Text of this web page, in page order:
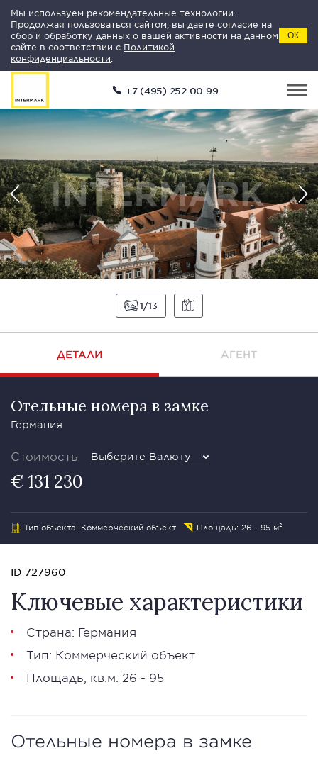
Мы используем рекомендательные технологии.
Продолжая пользоваться сайтом, вы даете согласие на
сбор и обработку данных о вашей активности на данном
сайте в соответствии с Политикой
конфиденциальности
ОК
+7 (495) 252 00 99
1 13
ДЕТАЛИ АГЕНТ
Отельные номера в замке
Германия
Стоимость Выберите Валюту
€ 131 230
Тип объекта: Коммерческий объект Площадь: 26 - 95 м²
ID 727960
Ключевые характеристики
Страна: Германия
Тип: Коммерческий объект
Площадь, кв.м: 26 - 95
Отельные номера в замке